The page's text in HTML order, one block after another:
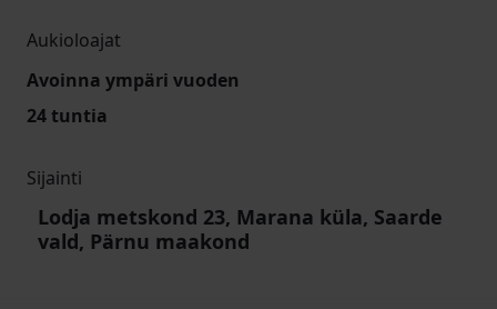
Aukioloajat
Avoinna ympäri vuoden
24 tuntia
Sijainti
Lodja metskond 23, Marana küla, Saarde
vald, Pärnu maakond